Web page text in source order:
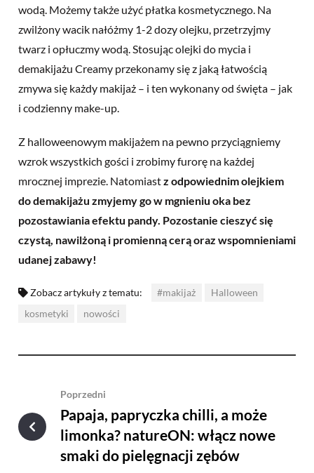
wodą. Możemy także użyć płatka kosmetycznego. Na
zwilżony wacik nałóżmy 1-2 dozy olejku, przetrzyjmy
twarz i opłuczmy wodą. Stosując olejki do mycia i
demakijażu Creamy przekonamy się z jaką łatwością
zmywa się każdy makijaż – i ten wykonany od święta – jak
i codzienny make-up.
Z halloweenowym makijażem na pewno przyciągniemy
wzrok wszystkich gości i zrobimy furorę na każdej
mrocznej imprezie. Natomiastz odpowiednim olejkiem
do demakijażu zmyjemy go w mgnieniu oka bez
pozostawiania efektu pandy. Pozostanie cieszyć się
czystą, nawilżoną i promienną cerą oraz wspomnieniami
udanej zabawy!
Zobacz artykuły z tematu: #makijaż
Halloween
kosmetyki
nowości
Poprzedni
Papaja, papryczka chilli, a może
limonka? natureON: włącz nowe
smaki do pielęgnacji zębów